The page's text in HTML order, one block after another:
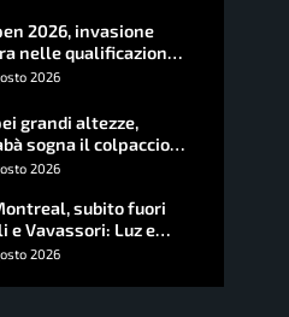
2026, invasione
nelle qualificazioni:
a caccia del main
2026
grandi altezze,
sogna il colpaccio:
a metà gara, Baraldi
2026
subito fuori
e Vavassori: Luz e
fermano gli azzurri
2026